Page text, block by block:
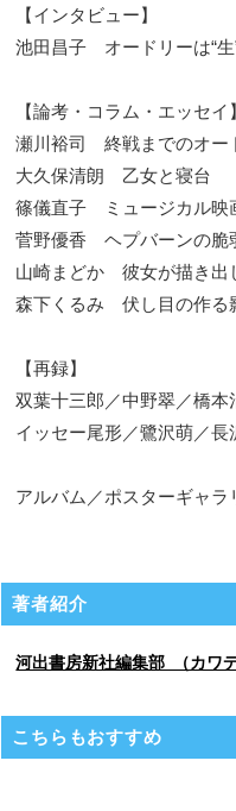
【インタビュー】
池田昌子 オードリーは“生
【論考・コラム・エッセイ】
瀬川裕司 終戦までのオー
大久保清朗 乙女と寝台
篠儀直子 ミュージカル映
菅野優香 ヘプバーンの脆
山崎まどか 彼女が描き出
森下くるみ 伏し目の作
【再録】
双葉十三郎／中野翠／橋本
イッセー尾形／鷺沢萌／長
アルバム／ポスターギャラ
著者紹介
河出書房新社編集部 （カワ
こちらもおすすめ